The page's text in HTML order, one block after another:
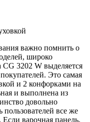
важно помнить о
широко
CG 3202 W выделяется
Это самая
и 2 конфорками на
и выполнена из
довольно
пользователей все же
варочная панель,